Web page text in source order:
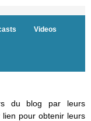
Videos
du blog par leurs
lien pour obtenir leurs